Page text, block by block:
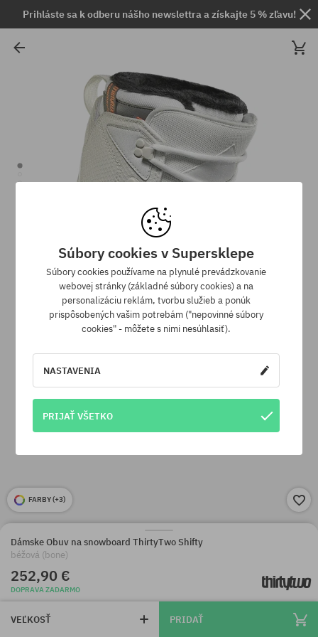
Prihláste sa k odberu nášho newslettra a získajte 5 % zľavu!
FARBY (+3)
Dámske Obuv na snowboard ThirtyTwo Shifty
béžová (bone)
252,90 €
DOPRAVA ZADARMO
VEĽKOSŤ PRIDAŤ
Súbory cookies v Supersklepe
Súbory cookies používame na plynulé prevádzkovanie
webovej stránky (základné súbory cookies) a na
personalizáciu reklám, tvorbu služieb a ponúk
prispôsobených vašim potrebám ("nepovinné súbory
cookies" - môžete s nimi nesúhlasiť).
NASTAVENIA
PRIJAŤ VŠETKO